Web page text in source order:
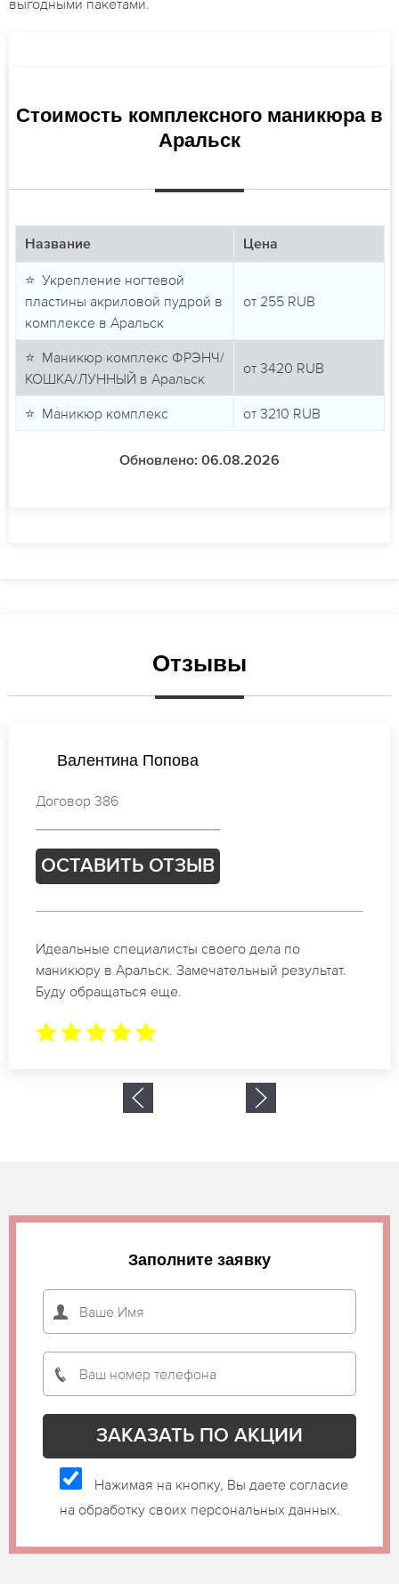
выгодными пакетами.
Стоимость комплексного маникюра в
Аральск
Название Цена
⭐ Укрепление ногтевой
пластины акриловой пудрой в
комплексе в Аральск
от 255 RUB
⭐ Маникюр комплекс ФРЭНЧ/
КОШКА/ЛУННЫЙ в Аральск
от 3420 RUB
⭐ Маникюр комплекс от 3210 RUB
Обновлено: 06.08.2026
Отзывы
Валентина Кузнецова
Договор 859
ОСТАВИТЬ ОТЗЫВ
Спасибо огромное. Заказывала маникюр на день
рождение в Аральск. За 1.5 часа все было готово.
Заполните заявку
Нажимая на кнопку, Вы даете согласие
на обработку своих персональных данных.